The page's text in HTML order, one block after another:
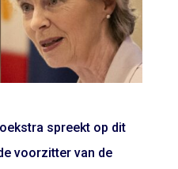
spreekt op dit
voorzitter van de